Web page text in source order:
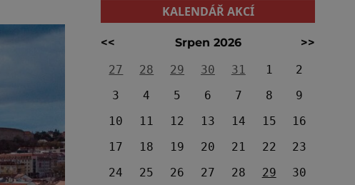
KALENDÁŘ AKCÍ
<< Srpen 2026
>>
27
28 29 30 31 1
2
3
4 5 6 7 8
9
10
11 12 13 14 15
16
17
18 19 20 21 22
23
24
25 26 27 28 29
30